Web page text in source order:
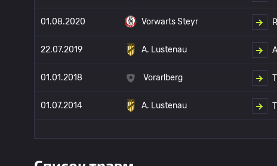
01.08.2020 Vorwarts Steyr
22.07.2019 A. Lustenau
01.01.2018 Vorarlberg
01.07.2014 A. Lustenau